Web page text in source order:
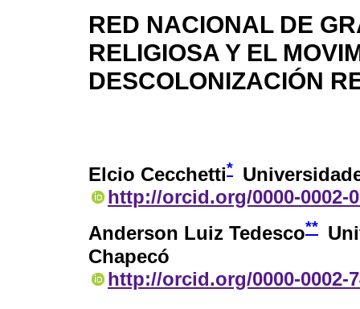
RED NACIONAL DE
RELIGIOSA Y EL
DESCOLONIZACIÓN
Elcio Cecchetti*
http://orcid.org/0000-0002-
Anderson Luiz Tedesco**
Chapecó
http://orcid.org/0000-0002-